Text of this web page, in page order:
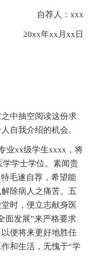
自荐人：xxx
20xx年xx月xx日
中抽空阅读这份求
自我介绍的机会。
业xx级学生xxxx，将
学士学位。素闻贵
毛遂自荐，希望能
除病人之痛苦。五
时，便立志献身医
面发展”来严格要求
便将来更好地胜任
和生活，无愧于“学